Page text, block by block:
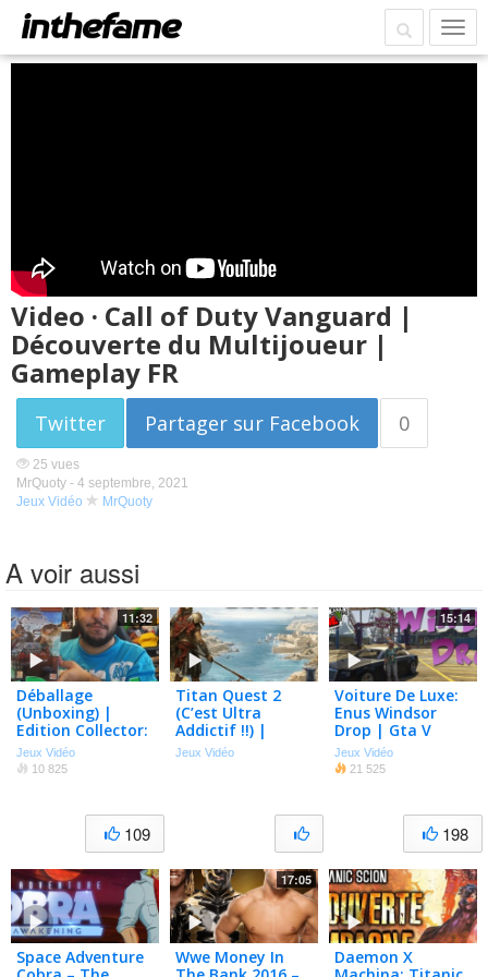
Video · Call of Duty Vanguard |
Découverte du Multijoueur |
Gameplay FR
Twitter Partager sur Facebook 0
25 vues
MrQuoty - 4 septembre, 2021
Jeux Vidéo
MrQuoty
A voir aussi
11:32
Déballage
(Unboxing) |
Edition Collector:
One Piece Burning
Blood
Jeux Vidéo
10 825
109
Titan Quest 2
(C’est Ultra
Addictif !!) |
Découverte
Jeux Vidéo
15:14
Voiture De Luxe:
Enus Windsor
Drop | Gta V
Online
Jeux Vidéo
21 525
198
Space Adventure
17:05
Wwe Money In
Daemon X